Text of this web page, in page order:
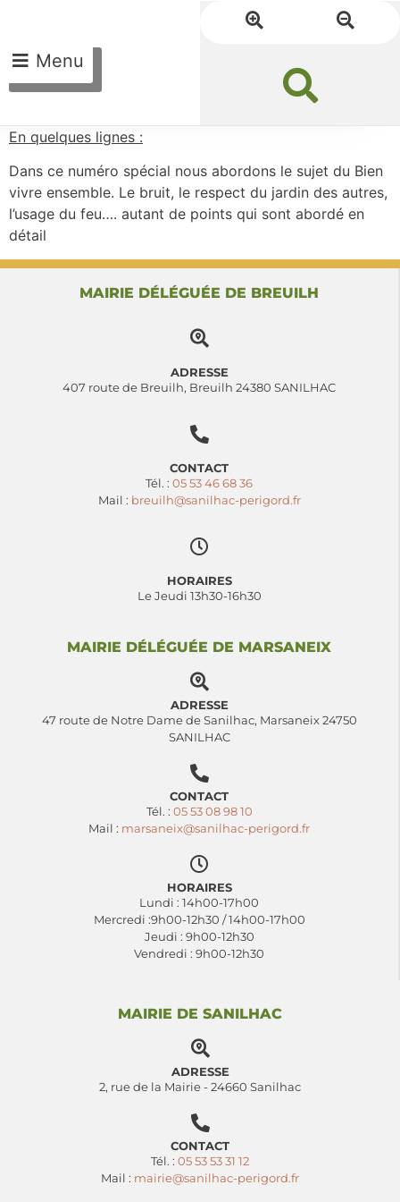
Menu
En quelques lignes :
Dans ce numéro spécial nous abordons le sujet du Bien
vivre ensemble. Le bruit, le respect du jardin des autres,
l’usage du feu…. autant de points qui sont abordé en
détail
MAIRIE DÉLÉGUÉE DE BREUILH
ADRESSE
407 route de Breuilh, Breuilh 24380 SANILHAC
CONTACT
Tél. : 05 53 46 68 36
Mail : breuilh@sanilhac-perigord.fr
HORAIRES
Le Jeudi 13h30-16h30
MAIRIE DÉLÉGUÉE DE MARSANEIX
ADRESSE
47 route de Notre Dame de Sanilhac, Marsaneix 24750
SANILHAC
CONTACT
Tél. : 05 53 08 98 10
Mail : marsaneix@sanilhac-perigord.fr
HORAIRES
Lundi : 14h00-17h00
Mercredi :9h00-12h30 / 14h00-17h00
Jeudi : 9h00-12h30
Vendredi : 9h00-12h30
MAIRIE DE SANILHAC
ADRESSE
2, rue de la Mairie - 24660 Sanilhac
CONTACT
Tél. : 05 53 53 31 12
Mail : mairie@sanilhac-perigord.fr